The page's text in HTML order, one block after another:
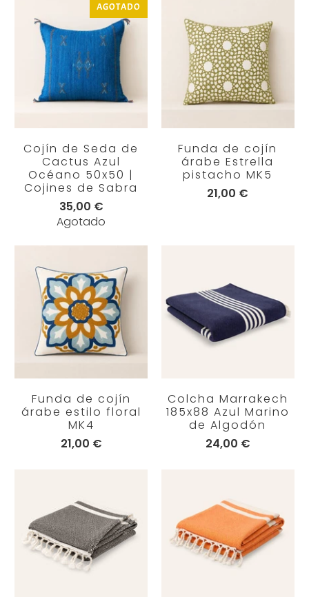
AGOTADO
Cojín de Seda de
Cactus Azul
Océano 50x50 |
Cojines de Sabra
35,00 €
Agotado
Funda de cojín
árabe Estrella
pistacho MK5
21,00 €
Funda de cojín
árabe estilo floral
MK4
21,00 €
Colcha Marrakech
185x88 Azul Marino
de Algodón
24,00 €